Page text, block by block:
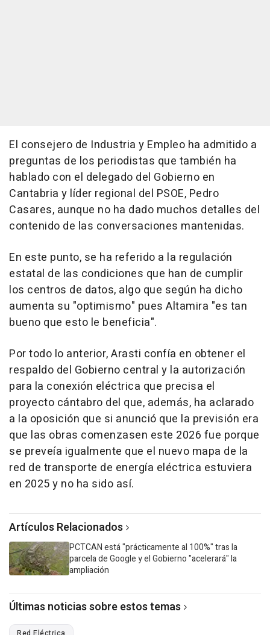
El consejero de Industria y Empleo ha admitido a
preguntas de los periodistas que también ha
hablado con el delegado del Gobierno en
Cantabria y líder regional del PSOE, Pedro
Casares, aunque no ha dado muchos detalles del
contenido de las conversaciones mantenidas.
En este punto, se ha referido a la regulación
estatal de las condiciones que han de cumplir
los centros de datos, algo que según ha dicho
aumenta su "optimismo" pues Altamira "es tan
bueno que esto le beneficia".
Por todo lo anterior, Arasti confía en obtener el
respaldo del Gobierno central y la autorización
para la conexión eléctrica que precisa el
proyecto cántabro del que, además, ha aclarado
a la oposición que si anunció que la previsión era
que las obras comenzasen este 2026 fue porque
se preveía igualmente que el nuevo mapa de la
red de transporte de energía eléctrica estuviera
en 2025 y no ha sido así.
Artículos Relacionados
PCTCAN está "prácticamente al 100%" tras la
parcela de Google y el Gobierno "acelerará" la
ampliación
Últimas noticias sobre estos temas